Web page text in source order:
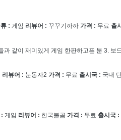
: 게임 리뷰어 : 꾸꾸기까까 가격 : 무료 출
같이 재미있게 게임 한판하고픈 분 3. 보
리뷰어 : 눈동자2 가격 : 무료 출시국 : 국내
게임 리뷰어 : 한국불곰 가격 : 무료 출시국 :